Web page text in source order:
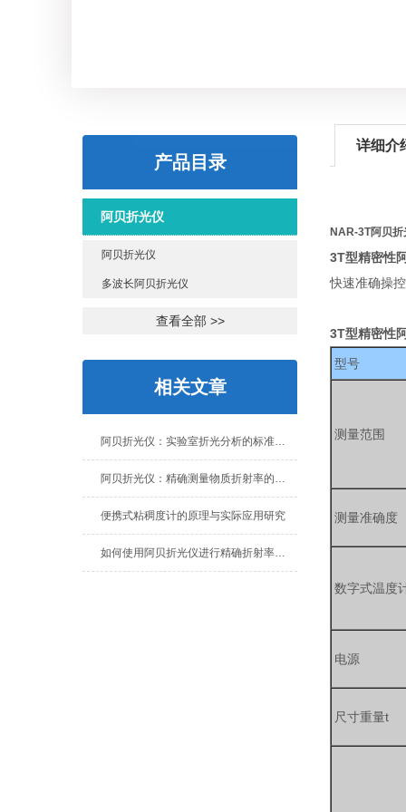
产品目录
阿贝折光仪
阿贝折光仪
多波长阿贝折光仪
查看全部 >>
相关文章
阿贝折光仪：实验室折光分析的标准配置
阿贝折光仪：精确测量物质折射率的理想工具
便携式粘稠度计的原理与实际应用研究
如何使用阿贝折光仪进行精确折射率测量
详细介
NAR-3T阿贝折
3T型精密性
快速准确操
3T型精密性
型号
测量范围
测量准确度
数字式温度
电源
尺寸重量t